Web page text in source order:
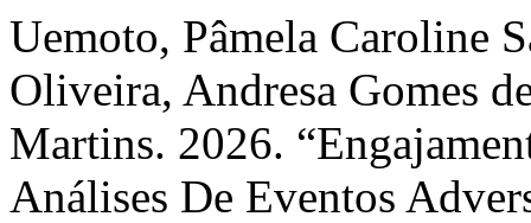
Uemoto, Pâmela Caroline
Oliveira, Andresa Gomes
Martins. 2026.
Análises De Eventos